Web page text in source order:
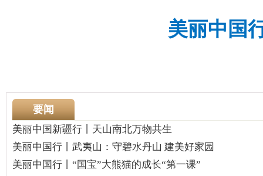
美丽中国
要闻
美丽中国新疆行丨天山南北万物共生
美丽中国行丨武夷山：守碧水丹山 建美好家园
美丽中国行丨“国宝”大熊猫的成长“第一课”